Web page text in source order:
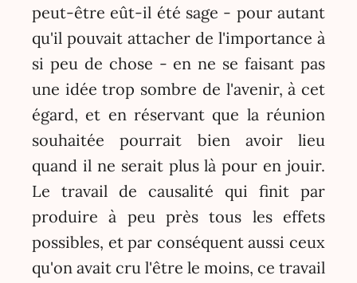
peut-être eût-il été sage - pour autant
qu'il pouvait attacher de l'importance à
si peu de chose - en ne se faisant pas
une idée trop sombre de l'avenir, à cet
égard, et en réservant que la réunion
souhaitée pourrait bien avoir lieu
quand il ne serait plus là pour en jouir.
Le travail de causalité qui finit par
produire à peu près tous les effets
possibles, et par conséquent aussi ceux
qu'on avait cru l'être le moins, ce travail